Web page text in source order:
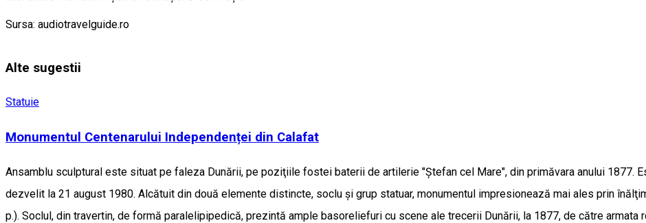
Sursa: audiotravelguide.ro
Alte sugestii
Statuie
Monumentul Centenarului Independenței din Calafat
Ansamblu sculptural este situat pe faleza Dunării, pe poziţiile fostei baterii de artilerie "Ştefan cel Mare", din primăvara anului 1877.
dezvelit la 21 august 1980. Alcătuit din două elemente distincte, soclu şi grup statuar, monumentul impresionează mai ales prin
p.). Soclul, din travertin, de formă paralelipipedică, prezintă ample basoreliefuri cu scene ale trecerii Dunării, la 1877, de către armata